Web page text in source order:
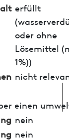
erfüllt
oder ohne
Lösemittel
1%))
nicht
einen
nein
nein